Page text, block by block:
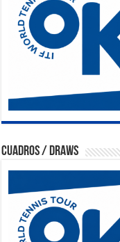
Cuadros / Draws